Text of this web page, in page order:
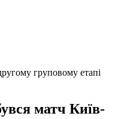
матч Київ-